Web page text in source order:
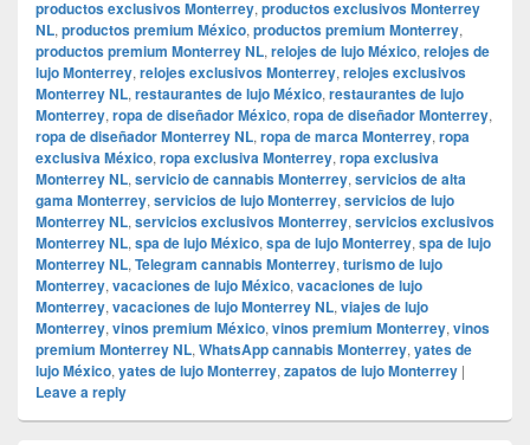
productos exclusivos Monterrey, productos exclusivos Monterrey
NL, productos premium México, productos premium Monterrey,
productos premium Monterrey NL, relojes de lujo México, relojes de
lujo Monterrey, relojes exclusivos Monterrey, relojes exclusivos
Monterrey NL, restaurantes de lujo México, restaurantes de lujo
Monterrey, ropa de diseñador México, ropa de diseñador Monterrey,
ropa de diseñador Monterrey NL, ropa de marca Monterrey, ropa
exclusiva México, ropa exclusiva Monterrey, ropa exclusiva
Monterrey NL, servicio de cannabis Monterrey, servicios de alta
gama Monterrey, servicios de lujo Monterrey, servicios de lujo
Monterrey NL, servicios exclusivos Monterrey, servicios exclusivos
Monterrey NL, spa de lujo México, spa de lujo Monterrey, spa de lujo
Monterrey NL, Telegram cannabis Monterrey, turismo de lujo
Monterrey, vacaciones de lujo México, vacaciones de lujo
Monterrey, vacaciones de lujo Monterrey NL, viajes de lujo
Monterrey, vinos premium México, vinos premium Monterrey, vinos
premium Monterrey NL, WhatsApp cannabis Monterrey, yates de
lujo México, yates de lujo Monterrey, zapatos de lujo Monterrey |
Leave a reply